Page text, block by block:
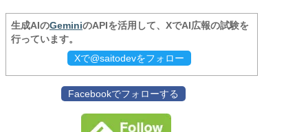
生成AIのGeminiのAPIを活用して、XでAI広報の試験を
行っています。
Xで@saitodevをフォロー
Facebookでフォローする